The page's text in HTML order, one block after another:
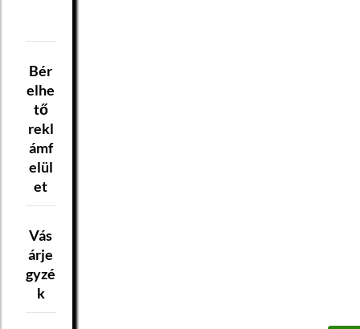
Bér
elhe
tő
rekl
ámf
elül
et
Vás
árje
gyzé
k